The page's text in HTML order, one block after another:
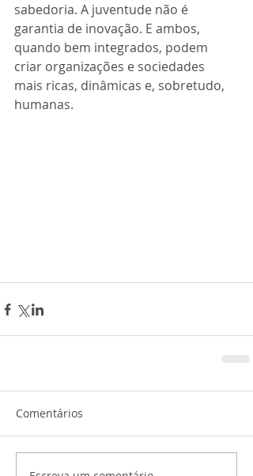
sabedoria. A juventude não é
garantia de inovação. E ambos,
quando bem integrados, podem
criar organizações e sociedades
mais ricas, dinâmicas e, sobretudo,
humanas.
Comentários